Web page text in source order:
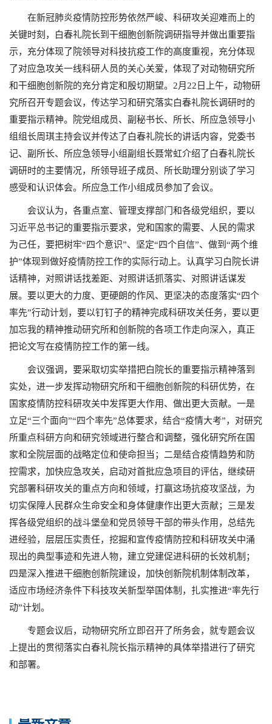
在新冠肺炎疫情防控形势依然严峻、科研攻关迎难而上的
关键时刻，白春礼院长到干细胞创新院调研指导并做出重要指
示，充分体现了院领导对科技抗疫工作的高度重视，充分体现
了对应急攻关一线科研人员的关心关爱，体现了对动物研究所
和干细胞创新院的充分肯定和殷切期望。2月22日上午，动物研
究所召开专题会议，传达学习和研究落实白春礼院长调研时的
重要指示精神。院党组成员、副秘书长、所长、所应急领导小
组组长周琪主持会议并传达了白春礼院长的讲话内容，党委书
记、副所长、所应急领导小组副组长聂常虹介绍了白春礼院长
调研时的主要情况，所领导班子成员、所长助理分别谈了学习
感受和认识体会。所应急工作小组成员参加了会议。
会议认为，各重点室、管理支撑部门和各级党组织，要以
习近平总书记的重要指示要求，党和国家的需要、人民的需求
为己任，要把树牢“四个意识”、坚定“四个自信”、做到“两个维
护”体现到做好疫情防控工作的实际行动上。认真学习白院长讲
话精神，对照讲话找差距、对照讲话抓落实、对照讲话谋发
展。要以更大的力度、更硬朗的作风、更坚决的态度落实“四个
率先”行动计划，要以钉钉子的精神完成科研攻关任务，要以更
加忘我的精神推动研究所和创新院的各项工作走向深入，真正
把论文写在疫情防控工作的第一线。
会议强调，要采取切实举措把白院长的重要指示精神落到
实处，进一步发挥动物研究所和干细胞创新院的科研优势，在
国家疫情防控科研攻关中发挥更大作用、做出更大贡献。一是
立足“三个面向”“四个率先”总体要求，结合“疫情大考”，对研究
所重点科研方向和研究领域进行整合和调整，强化研究所在国
家和全院层面的战略定位和使命担当；二是结合疫情趋势和防
控需求，加快应急攻关，启动对首批应急项目的评估，继续研
究部署科研攻关的重点方向和领域，打赢这场抗疫攻坚战，为
切实保障人民群众生命安全和身体健康作出更大贡献；三是发
挥各级党组织的战斗堡垒和党员领导干部的带头作用，总结先
进经验，层层压实责任，挖掘和宣传疫情防控和科研攻关中涌
现出的典型事迹和先进人物，建立党建促进科研的长效机制；
四是深入推进干细胞创新院建设，加快创新院机制体制改革，
适应市场经济条件下科技攻关新型举国体制，扎实推进“率先行
动”计划。
专题会议后，动物研究所立即召开了所务会，就专题会议
上提出的贯彻落实白春礼院长指示精神的具体举措进行了研究
和部署。